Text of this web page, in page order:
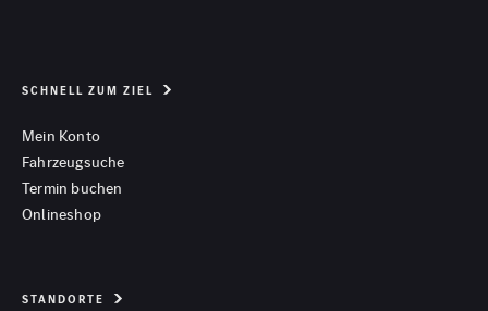
SCHNELL ZUM ZIEL
Mein Konto
Fahrzeugsuche
Termin buchen
Onlineshop
STANDORTE